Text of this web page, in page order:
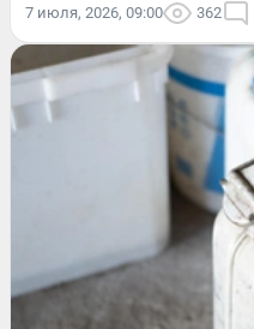
7 июля, 2026, 09:00 362